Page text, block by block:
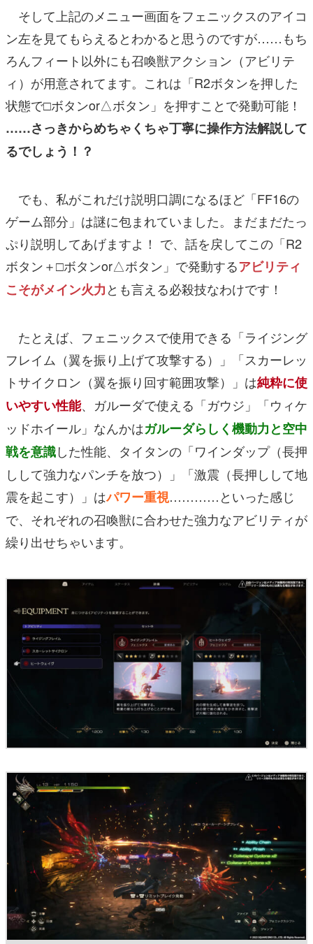
そして上記のメニュー画面をフェニックスのアイコ
ン左を見てもらえるとわかると思うのですが……もち
ろんフィート以外にも召喚獣アクション（アビリテ
ィ）が用意されてます。これは「R2ボタンを押した
状態で□ボタンor△ボタン」を押すことで発動可能！
……さっきからめちゃくちゃ丁寧に操作方法解説して
るでしょう！？
でも、私がこれだけ説明口調になるほど「FF16の
ゲーム部分」は謎に包まれていました。まだまだたっ
ぷり説明してあげますよ！ で、話を戻してこの「R2
ボタン＋□ボタンor△ボタン」で発動するアビリティ
こそがメイン火力とも言える必殺技なわけです！
たとえば、フェニックスで使用できる「ライジング
フレイム（翼を振り上げて攻撃する）」「スカーレッ
トサイクロン（翼を振り回す範囲攻撃）」は純粋に使
いやすい性能、ガルーダで使える「ガウジ」「ウィケ
ッドホイール」なんかはガルーダらしく機動力と空中
戦を意識した性能、タイタンの「ワインダップ（長押
しして強力なパンチを放つ）」「激震（長押しして地
震を起こす）」はパワー重視…………といった感じ
で、 それぞれの召喚獣に合わせた強力なアビリティが
繰り出せちゃいます。